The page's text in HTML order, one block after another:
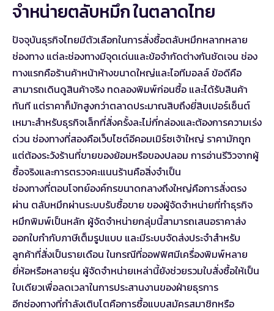
จำหน่ายตลับหมึก ในตลาดไทย
ปัจจุบันธุรกิจไทยมีตัวเลือกในการสั่งซื้อตลับหมึกหลากหลาย
ช่องทาง แต่ละช่องทางมีจุดเด่นและข้อจำกัดต่างกันชัดเจน ช่อง
ทางแรกคือร้านค้าหน้าห้างขนาดใหญ่และไอทีมอลล์ ข้อดีคือ
สามารถเดินดูสินค้าจริง ทดลองพิมพ์ก่อนซื้อ และได้รับสินค้า
ทันที แต่ราคาก็มักสูงกว่าตลาดประมาณสิบถึงยี่สิบเปอร์เซ็นต์
เหมาะสำหรับธุรกิจเล็กที่สั่งครั้งละไม่กี่กล่องและต้องการความเร่ง
ด่วน ช่องทางที่สองคือเว็บไซต์อีคอมเมิร์ซเจ้าใหญ่ ราคามักถูก
แต่ต้องระวังร้านที่ขายของย้อมหรือของปลอม การอ่านรีวิวจากผู้
ซื้อจริงและการตรวจคะแนนร้านคือสิ่งจำเป็น
ช่องทางที่ตอบโจทย์องค์กรขนาดกลางถึงใหญ่คือการสั่งตรง
ผ่าน ตลับหมึกผ่านระบบรับซื้อขาย ของผู้จัดจำหน่ายที่ทำธุรกิจ
หมึกพิมพ์เป็นหลัก ผู้จัดจำหน่ายกลุ่มนี้สามารถเสนอราคาส่ง
ออกใบกำกับภาษีเต็มรูปแบบ และมีระบบจัดส่งประจำสำหรับ
ลูกค้าที่สั่งเป็นรายเดือน ในกรณีที่ออฟฟิศมีเครื่องพิมพ์หลาย
ยี่ห้อหรือหลายรุ่น ผู้จัดจำหน่ายเหล่านี้ยังช่วยรวมใบสั่งซื้อให้เป็น
ใบเดียวเพื่อลดเวลาในการประสานงานของฝ่ายธุรการ
อีกช่องทางที่กำลังเติบโตคือการซื้อแบบสมัครสมาชิกหรือ